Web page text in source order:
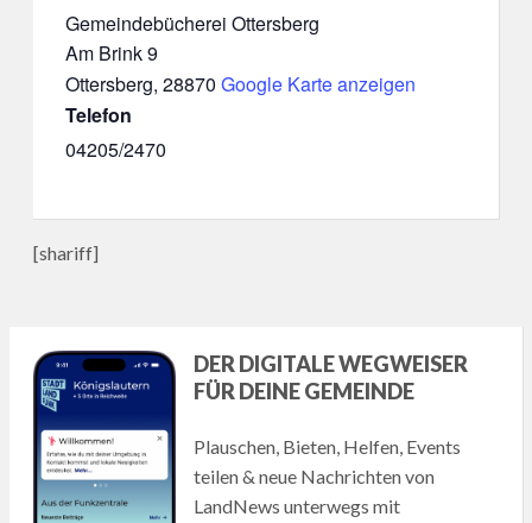
Gemeindebücherei Ottersberg
Am Brink 9
Ottersberg, 28870 Google Karte anzeigen
Telefon
04205/2470
[shariff]
DER DIGITALE WEGWEISER
FÜR DEINE GEMEINDE
Plauschen, Bieten, Helfen, Events
teilen & neue Nachrichten von
LandNews unterwegs mit